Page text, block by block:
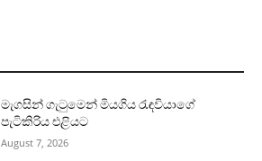
මැගසින් ගැටුමෙන් මියගිය රැඳවියාගේ
පැටිකිරිය එළියට
August 7, 2026